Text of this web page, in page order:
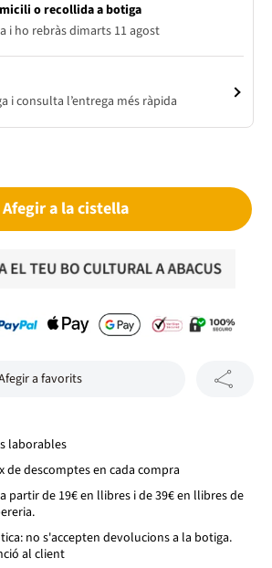
o recollida a botiga
i ho rebràs dimarts 11 agost
i consulta l’entrega més ràpida
Afegir a la cistella
a favorits
laborables
de descomptes en cada compra
partir de 19€ en llibres i de 39€ en llibres de
no s'accepten devolucions a la botiga.
al client